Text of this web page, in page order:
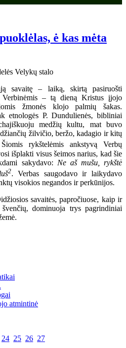
ė kas mėta
savaitę – laiką, skirtą pasiruošti
Verbinėmis – tą dieną Kristus įjojo
žmonės klojo palmių šakas.
etnologės P. Dundulienės, bibliniai
medžių kultu, mat buvo
žilvičio, beržo, kadagio ir kitų
rykštelėmis ankstyvą Verbų
išplakti visus šeimos narius, kad šie
sakydavo: Ne aš mušu, rykštė
2. Verbas saugodavo ir laikydavo
visokios negandos ir perkūnijos.
savaitės, papročiuose, kaip ir
dominuoja trys pagrindiniai
atmintinė
24 25 26 27